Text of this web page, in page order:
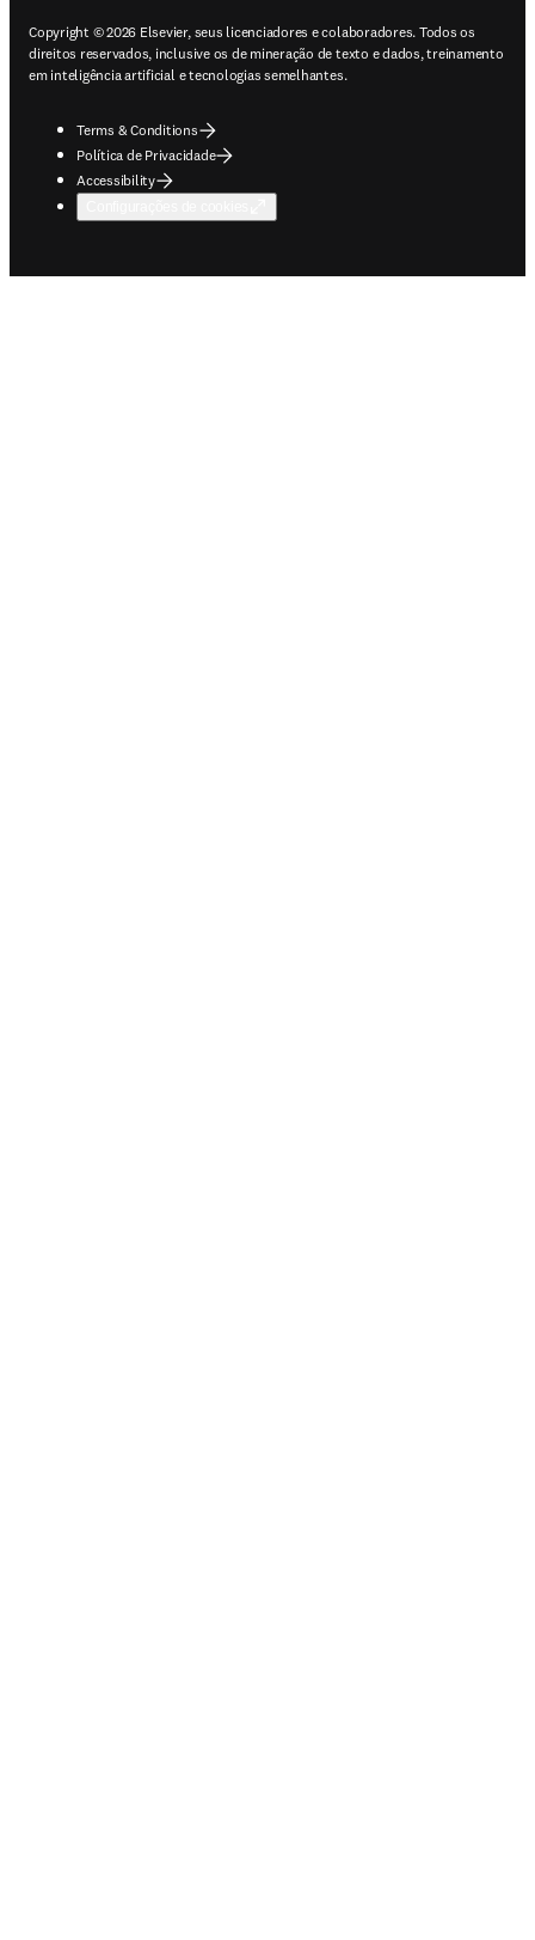
Copyright © 2026 Elsevier, seus licenciadores e colaboradores. Todos os
direitos reservados, inclusive os de mineração de texto e dados, treinamento
em inteligência artificial e tecnologias semelhantes.
Terms & Conditions
Política de Privacidade
Accessibility